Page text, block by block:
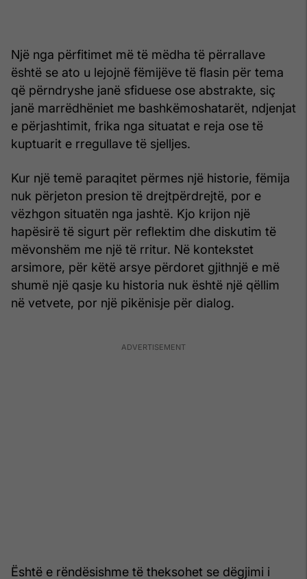
Një nga përfitimet më të mëdha të përrallave
është se ato u lejojnë fëmijëve të flasin për tema
që përndryshe janë sfiduese ose abstrakte, siç
janë marrëdhëniet me bashkëmoshatarët, ndjenjat
e përjashtimit, frika nga situatat e reja ose të
kuptuarit e rregullave të sjelljes.
Kur një temë paraqitet përmes një historie, fëmija
nuk përjeton presion të drejtpërdrejtë, por e
vëzhgon situatën nga jashtë. Kjo krijon një
hapësirë të sigurt për reflektim dhe diskutim të
mëvonshëm me një të rritur. Në kontekstet
arsimore, për këtë arsye përdoret gjithnjë e më
shumë një qasje ku historia nuk është një qëllim
në vetvete, por një pikënisje për dialog.
Është e rëndësishme të theksohet se dëgjimi i